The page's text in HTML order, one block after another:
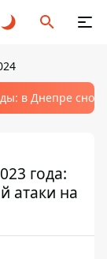
в Днепре
года:
атаки на